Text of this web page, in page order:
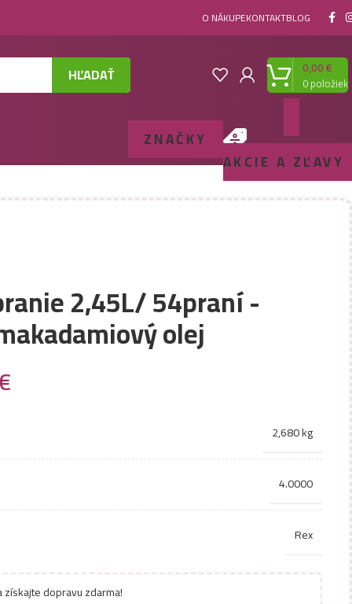
O NÁKUPEKONTAKTBLOG
HĽADAŤ 0položiek
0,00€
ZNAČKY
AKCIE A ZĽAVY
2,45L/ 54praní -
olej
2,680 kg
4.0000
Rex
dopravu zdarma!